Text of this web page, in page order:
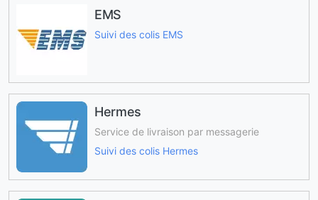
EMS
Suivi des colis EMS
Hermes
Service de livraison par messagerie
Suivi des colis Hermes